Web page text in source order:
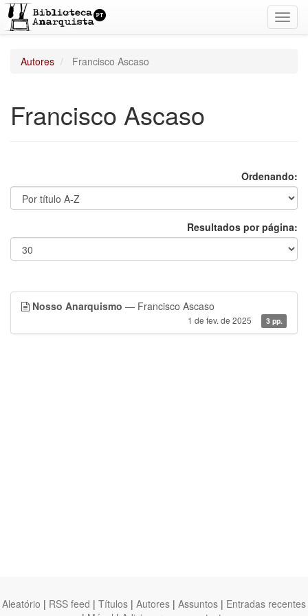
Autores Francisco Ascaso
Francisco Ascaso
Ordenando:
Resultados por página:
Nosso Anarquismo — Francisco Ascaso
1 de fev. de 2025 3 pp.
Aleatório | RSS feed | Títulos | Autores | Assuntos | Entradas recentes